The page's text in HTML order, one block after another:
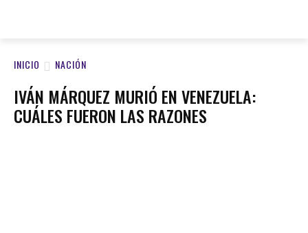
INICIO NACIÓN
IVÁN MÁRQUEZ MURIÓ EN VENEZUELA:
CUÁLES FUERON LAS RAZONES